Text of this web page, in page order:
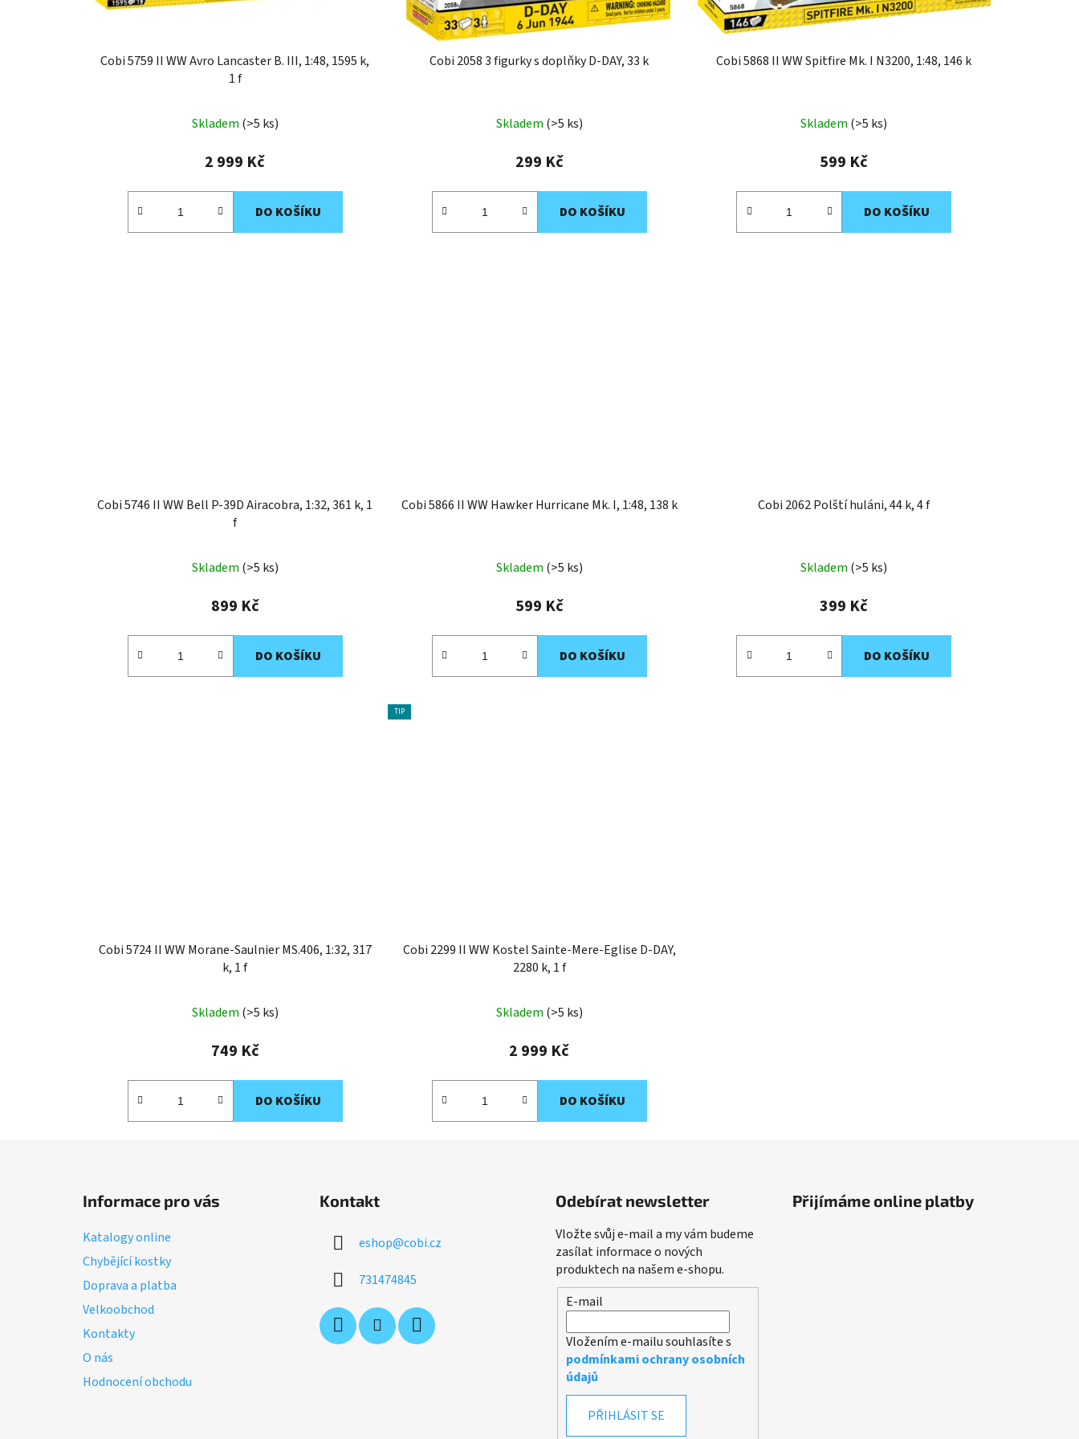
Cobi 5759 II WW Avro Lancaster B. III, 1:48, 1595 k,
1 f
Skladem (>5 ks)
2 999 Kč
DO KOŠÍKU
Cobi 2058 3 figurky s doplňky D-DAY, 33 k
Skladem (>5 ks)
299 Kč
DO KOŠÍKU
Cobi 5868 II WW Spitfire Mk. I N3200, 1:48, 146 k
Skladem (>5 ks)
599 Kč
DO KOŠÍKU
Cobi 5746 II WW Bell P-39D Airacobra, 1:32, 361 k, 1
f
Skladem (>5 ks)
899 Kč
DO KOŠÍKU
Cobi 5866 II WW Hawker Hurricane Mk. I, 1:48, 138 k
Skladem (>5 ks)
599 Kč
DO KOŠÍKU
Cobi 2062 Polští huláni, 44 k, 4 f
Skladem (>5 ks)
399 Kč
DO KOŠÍKU
Cobi 5724 II WW Morane-Saulnier MS.406, 1:32, 317
k, 1 f
Skladem (>5 ks)
749 Kč
DO KOŠÍKU
TIP
Cobi 2299 II WW Kostel Sainte-Mere-Eglise D-DAY,
2280 k, 1 f
Skladem (>5 ks)
2 999 Kč
DO KOŠÍKU
Informace pro vás
Katalogy online
Chybějící kostky
Doprava a platba
Velkoobchod
Kontakty
O nás
Hodnocení obchodu
Kontakt
eshop@cobi.cz
731474845
Odebírat newsletter
Vložte svůj e-mail a my vám budeme
zasílat informace o nových
produktech na našem e-shopu.
E-mail
Vložením e-mailu souhlasíte s
podmínkami ochrany osobních
údajů
PŘIHLÁSIT SE
Přijímáme online platby